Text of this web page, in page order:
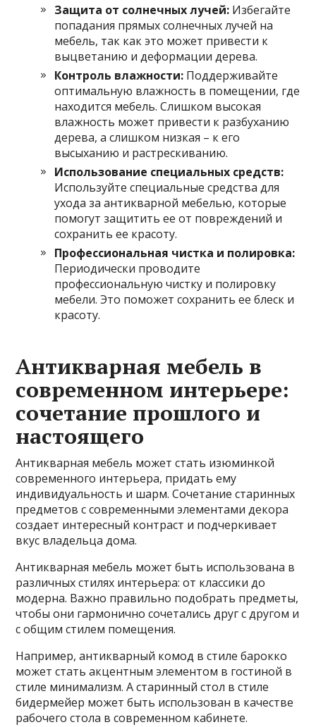
Защита от солнечных лучей: Избегайте
попадания прямых солнечных лучей на
мебель, так как это может привести к
выцветанию и деформации дерева.
Контроль влажности: Поддерживайте
оптимальную влажность в помещении, где
находится мебель. Слишком высокая
влажность может привести к разбуханию
дерева, а слишком низкая – к его
высыханию и растрескиванию.
Использование специальных средств:
Используйте специальные средства для
ухода за антикварной мебелью, которые
помогут защитить ее от повреждений и
сохранить ее красоту.
Профессиональная чистка и полировка:
Периодически проводите
профессиональную чистку и полировку
мебели. Это поможет сохранить ее блеск и
красоту.
Антикварная мебель в
современном интерьере:
сочетание прошлого и
настоящего
Антикварная мебель может стать изюминкой
современного интерьера, придать ему
индивидуальность и шарм. Сочетание старинных
предметов с современными элементами декора
создает интересный контраст и подчеркивает
вкус владельца дома.
Антикварная мебель может быть использована в
различных стилях интерьера: от классики до
модерна. Важно правильно подобрать предметы,
чтобы они гармонично сочетались друг с другом и
с общим стилем помещения.
Например, антикварный комод в стиле барокко
может стать акцентным элементом в гостиной в
стиле минимализм. А старинный стол в стиле
бидермейер может быть использован в качестве
рабочего стола в современном кабинете.